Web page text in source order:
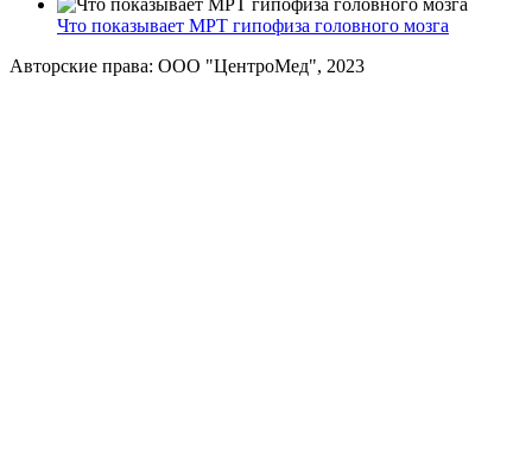
Что показывает МРТ гипофиза головного мозга
Авторские права: ООО "ЦентроМед", 2023